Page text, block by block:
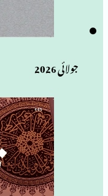
جولائی 2026